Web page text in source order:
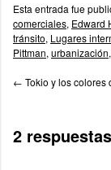
Esta entrada fue
comerciales, Edward
tránsito, Lugares
Pittman, urbanización,
← Tokio y los colores
2